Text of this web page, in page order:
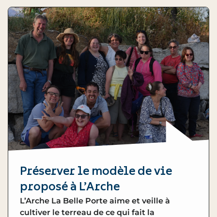
Préserver le modèle de vie
proposé à L’Arche
L’Arche La Belle Porte aime et veille à
cultiver le terreau de ce qui fait la